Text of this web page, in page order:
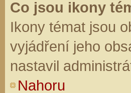
Co jsou ikony
Ikony témat jsou
vyjádření jeho
nastavil
Nahoru